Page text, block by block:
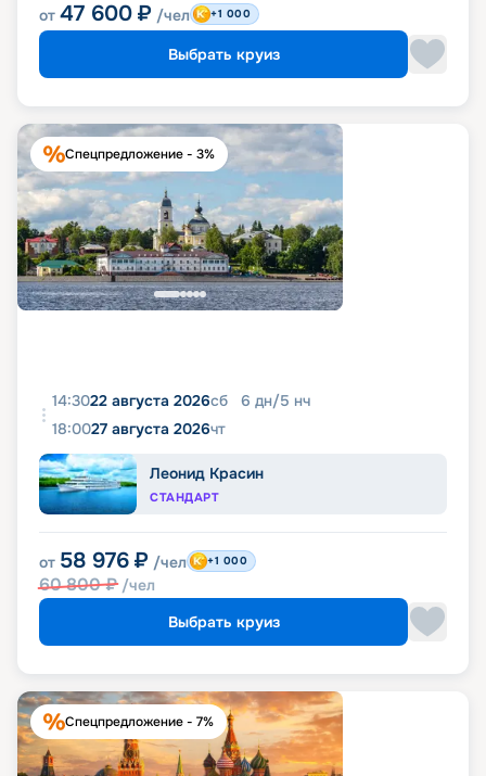
от 47 600 ₽ /чел +1 000
Выбрать круиз
Спецпредложение - 3%
14:3022 августа 2026сб 6 дн/5 нч
18:0027 августа 2026чт
Леонид Красин
СТАНДАРТ
от 58 976 ₽ /чел
60 800₽ /чел
+1 000
Выбрать круиз
Спецпредложение - 7%